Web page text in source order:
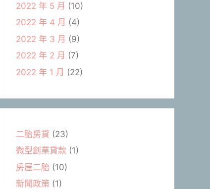
2022 年 5 月 (10)
2022 年 4 月 (4)
2022 年 3 月 (9)
2022 年 2 月 (7)
2022 年 1 月 (22)
二胎房貸 (23)
微型創業貸款 (1)
房屋二胎 (10)
新聞政策 (1)